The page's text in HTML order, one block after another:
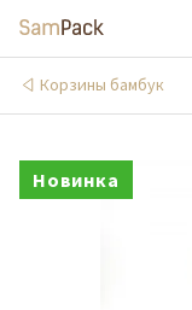
Корзины бамбук
Новинка